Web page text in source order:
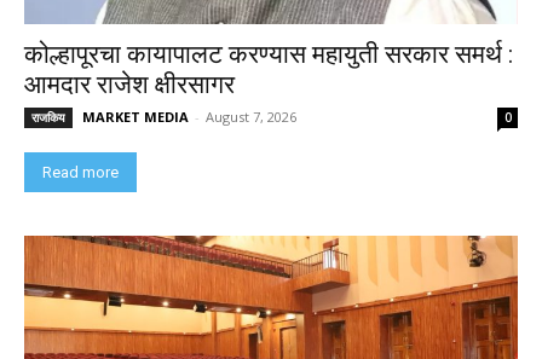
कोल्हापूरचा कायापालट करण्यास महायुती सरकार समर्थ :
आमदार राजेश क्षीरसागर
राजकिय MARKET MEDIA - August 7, 2026 0
Read more